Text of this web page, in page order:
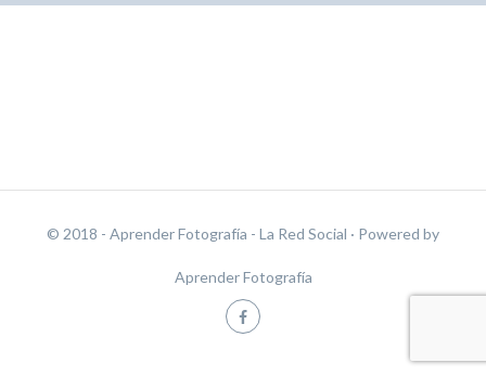
© 2018 - Aprender Fotografía - La Red Social · Powered by
Aprender Fotografía